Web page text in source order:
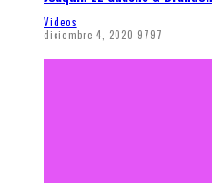
Videos
diciembre 4, 2020 9797